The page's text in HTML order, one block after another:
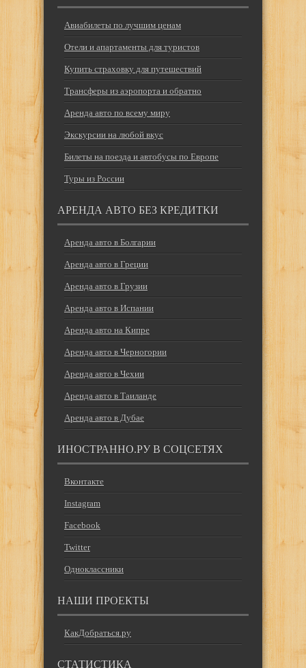
Авиабилеты по лучшим ценам
Отели и апартаменты для туристов
Купить страховку для путешествий
Трансферы из аэропорта и обратно
Аренда авто по всему миру
Экскурсии на любой вкус
Билеты на поезда и автобусы по Европе
Туры из России
АРЕНДА АВТО БЕЗ КРЕДИТКИ
Аренда авто в Болгарии
Аренда авто в Греции
Аренда авто в Грузии
Аренда авто в Испании
Аренда авто на Кипре
Аренда авто в Черногории
Аренда авто в Чехии
Аренда авто в Таиланде
Аренда авто в Дубае
ИНОСТРАННО.РУ В СОЦСЕТЯХ
Вконтакте
Instagram
Facebook
Twitter
Одноклассники
НАШИ ПРОЕКТЫ
КакДобраться.ру
СТАТИСТИКА